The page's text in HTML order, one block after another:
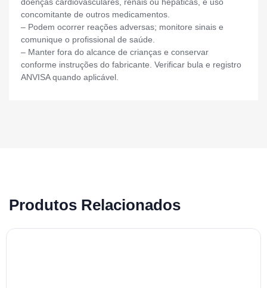
doenças cardiovasculares, renais ou hepáticas, e uso
concomitante de outros medicamentos.
– Podem ocorrer reações adversas; monitore sinais e
comunique o profissional de saúde.
– Manter fora do alcance de crianças e conservar
conforme instruções do fabricante. Verificar bula e registro
ANVISA quando aplicável.
Produtos Relacionados